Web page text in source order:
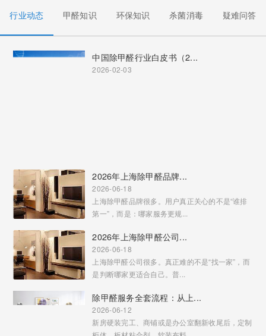
行业动态 甲醛知识 环保知识 杀菌消毒 疑难问答
中国除甲醛行业白皮书（2...
2026-02-03
2026年上海除甲醛品牌...
2026-06-18
上海除甲醛品牌很多。用户真正关心的不是“谁排
第一”，而是：哪家服务更规...
2026年上海除甲醛公司...
2026-06-18
上海除甲醛公司很多。真正难的不是“找一家”，而
是判断哪家更适合自己。普...
除甲醛服务全套流程：从上...
2026-06-12
新房硬装完工、商铺或是办公室翻新收尾后，定制